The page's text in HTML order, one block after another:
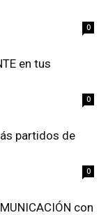
0
en tus
0
partidos de
0
con